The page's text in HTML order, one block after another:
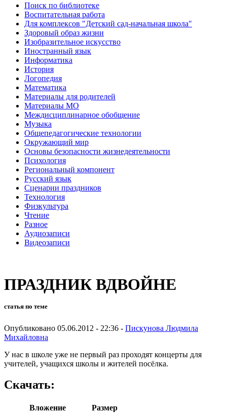
Поиск по библиотеке
Воспитательная работа
Для комплексов "Детский сад-начальная школа"
Здоровый образ жизни
Изобразительное искусство
Иностранный язык
Информатика
История
Логопедия
Математика
Материалы для родителей
Материалы МО
Междисциплинарное обобщение
Музыка
Общепедагогические технологии
Окружающий мир
Основы безопасности жизнедеятельности
Психология
Региональный компонент
Русский язык
Сценарии праздников
Технология
Физкультура
Чтение
Разное
Аудиозаписи
Видеозаписи
ПРАЗДНИК ВДВОЙНЕ
статья по теме
Опубликовано 05.06.2012 - 22:36 - Пискунова Людмила
Михайловна
У нас в школе уже не первый раз проходят концерты для
учителей, учащихся школы и жителей посёлка.
Скачать:
Вложение
Размер